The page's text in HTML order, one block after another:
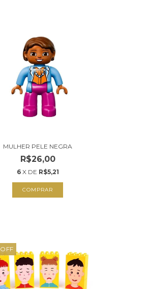
MULHER PELE NEGRA
R$26,00
6 X DE R$5,21
OFF